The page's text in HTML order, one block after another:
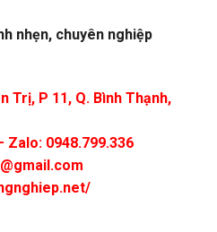
nhẹn, chuyên nghiệp
Trị, P 11, Q. Bình Thạnh,
Zalo: 0948.799.336